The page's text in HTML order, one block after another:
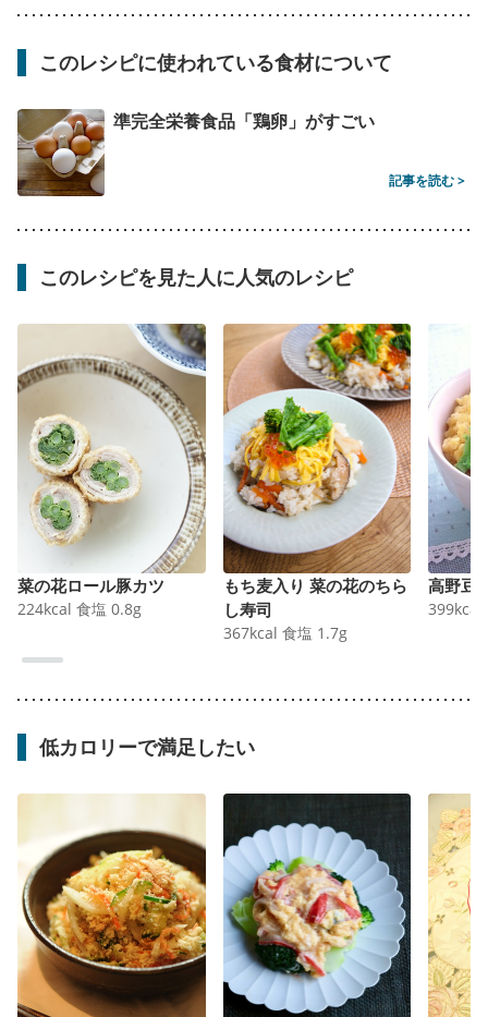
このレシピに使われている食材について
準完全栄養食品「鶏卵」がすごい
記事を読む >
このレシピを見た人に人気のレシピ
菜の花ロール豚カツ
224kcal 食塩 0.8g
もち麦入り 菜の花のちら
し寿司
367kcal 食塩 1.7g
高野豆
399kcal
低カロリーで満足したい